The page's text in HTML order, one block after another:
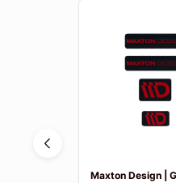
Maxton Design |